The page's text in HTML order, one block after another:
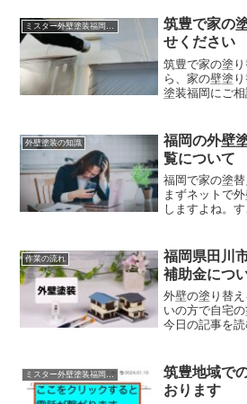
内装センター
年１月に生ま
ミスター外壁塗装福岡の売り
筑豊で家の
せください
筑豊で家の塗
ら、家の壁塗
塗装福岡にご相
おります。可
岡市内だけだけ
外壁塗装の知識
福岡の外壁
覧について
福岡で家の塗替
まずネットで
しますよね。
も同じに見え
者が良いのか
作業の流れ
福岡県田川
補助金につ
外壁の塗り替
いの方で自宅の
今日の記事を
れる市町村一
壁塗装の助成
ミスター外壁塗装福岡の売り
筑豊地域で
おります